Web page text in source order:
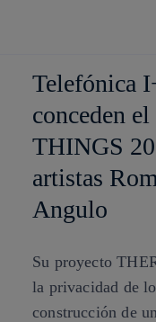
Telefónica
conceden
THINGS
artistas
Angulo
Su proyecto
la privacidad de
construcción de